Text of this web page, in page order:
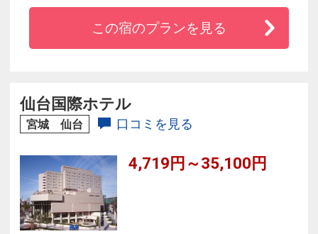
様まで収容できる大宴会場。洗練されたチャペ
ルや厳かな神殿もそなえ、ご婚礼施設も充実。
ンドマークです。
この宿のプランを見る
仙台国際ホテル
宮城 仙台 口コミを見る
4,719円～35,100円